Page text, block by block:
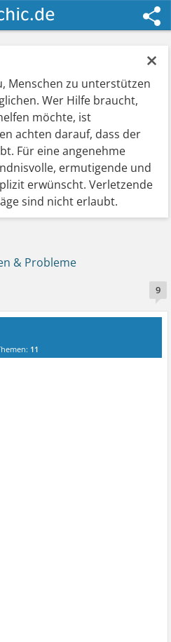
×
Menschen zu unterstützen
Wer Hilfe braucht,
möchte, ist
achten darauf, dass der
Für eine angenehme
ermutigende und
erwünscht. Verletzende
sind nicht erlaubt.
& Probleme
9
11